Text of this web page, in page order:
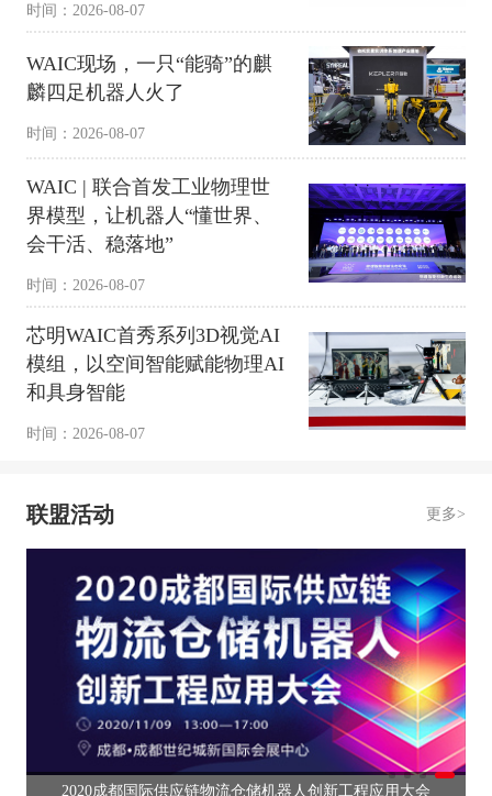
时间：2026-08-07
WAIC现场，一只“能骑”的麒
麟四足机器人火了
时间：2026-08-07
WAIC | 联合首发工业物理世
界模型，让机器人“懂世界、
会干活、稳落地”
时间：2026-08-07
芯明WAIC首秀系列3D视觉AI
模组，以空间智能赋能物理AI
和具身智能
时间：2026-08-07
联盟活动 更多>
2020成都国际供应链物流仓储机器人创新工程应用大会